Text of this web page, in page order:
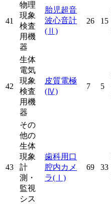
41
物理
現象
検査
用機
器
胎児超音
波心音計
(Ⅱ)
26 15
42
生体
電気
現象
検査
用機
器
皮質電極
(Ⅳ)
7 5
43
その
他の
生体
現象
計
測・
監視
シス
歯科用口
腔内カメ
ラ(Ⅰ)
69 33